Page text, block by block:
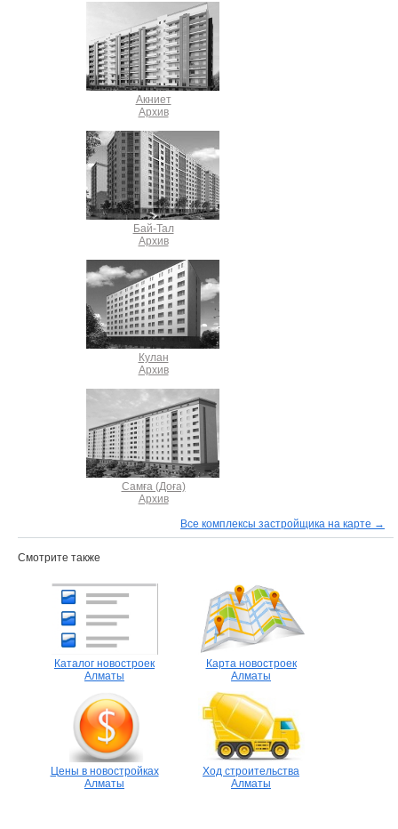
Акниет
Архив
Бай-Тал
Архив
Кулан
Архив
Самға (Доға)
Архив
Все комплексы застройщика на карте →
Смотрите также
Каталог новостроек
Алматы
Карта новостроек
Алматы
Цены в новостройках
Алматы
Ход строительства
Алматы